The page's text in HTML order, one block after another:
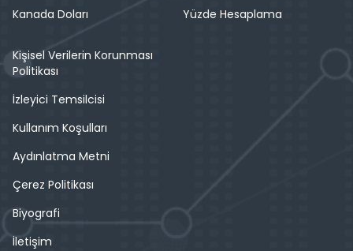
Kanada Doları
Yüzde Hesaplama
Kişisel Verilerin Korunması
Politikası
İzleyici Temsilcisi
Kullanım Koşulları
Aydınlatma Metni
Çerez Politikası
Biyografi
İletişim